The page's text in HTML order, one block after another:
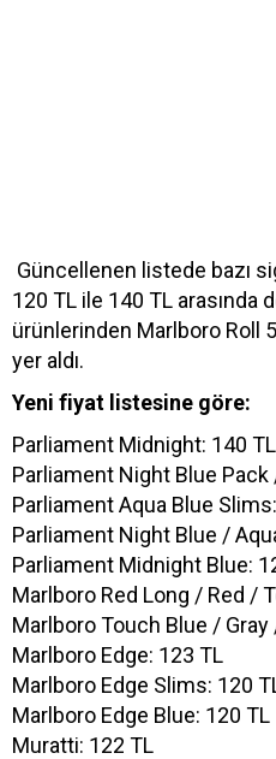
Güncellenen listede bazı
120 TL ile 140 TL arasında
ürünlerinden Marlboro Roll
yer aldı.
Yeni fiyat listesine göre:
Parliament Midnight: 140 TL
Parliament Night Blue Pack
Parliament Aqua Blue
Parliament Night Blue /
Parliament Midnight Blue:
Marlboro Red Long / Red /
Marlboro Touch Blue /
Marlboro Edge: 123 TL
Marlboro Edge Slims: 120
Marlboro Edge Blue: 120 TL
Muratti: 122 TL